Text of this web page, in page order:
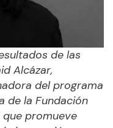
de las
Alcázar,
del programa
de la Fundación
que promueve